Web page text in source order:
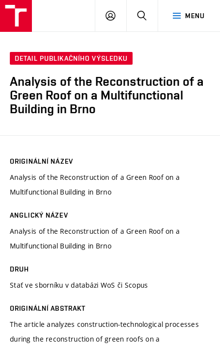
MENU
PŘIHLÁSIT
DETAIL PUBLIKAČNÍHO VÝSLEDKU
Analysis of the Reconstruction of a
Green Roof on a Multifunctional
Building in Brno
ORIGINÁLNÍ NÁZEV
Analysis of the Reconstruction of a Green Roof on a
Multifunctional Building in Brno
ANGLICKÝ NÁZEV
Analysis of the Reconstruction of a Green Roof on a
Multifunctional Building in Brno
DRUH
Stať ve sborníku v databázi WoS či Scopus
ORIGINÁLNÍ ABSTRAKT
The article analyzes construction-technological processes
during the reconstruction of green roofs on a